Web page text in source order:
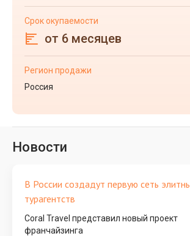
Срок окупаемости
от 6 месяцев
Регион продажи
Россия
Новости
В России создадут первую сеть
турагентств
Coral Travel представил новый проект
франчайзинга